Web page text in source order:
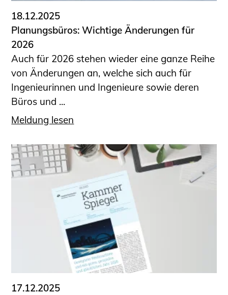
Presse
Kontakt und Anfahrt
Impressum
Datenschutz
Ingenieurakademie West
18.12.2025
Planungsbüros: Wichtige Änderungen für
2026
Auch für 2026 stehen wieder eine ganze Reihe
von Änderungen an, welche sich auch für
Ingenieurinnen und Ingenieure sowie deren
Büros und ...
Meldung lesen
17.12.2025